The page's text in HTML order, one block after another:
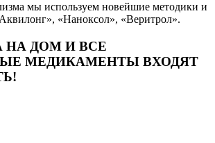
мы используем новейшие методики и
«Наноксол», «Веритрол».
НА ДОМ И ВСЕ
МЕДИКАМЕНТЫ ВХОДЯТ